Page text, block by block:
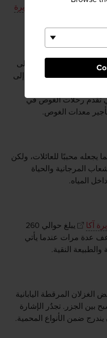
بالأشجار، لكن حققت
جزيرة
اتجه نحو شرق ميناء زمامي سيرًا لمدة 20 دقيقة، وستصل إلى
للمسافة ذاتها وستصل إلى
والمرافق الجيدة،
تقدم رحلات الغوص في
معدات الغوص.
يجعله محببًا للعائلات، ولكن
المرجانية والحياة
المياه.
آكا
يبلغ حوالي 260
عدة مرات عندما يأتي
النقية.
الغزلان المرقطة اليابانية
بين الجزر. تجدُر الإشارة
يندرج ضمن الأنواع المحمية.